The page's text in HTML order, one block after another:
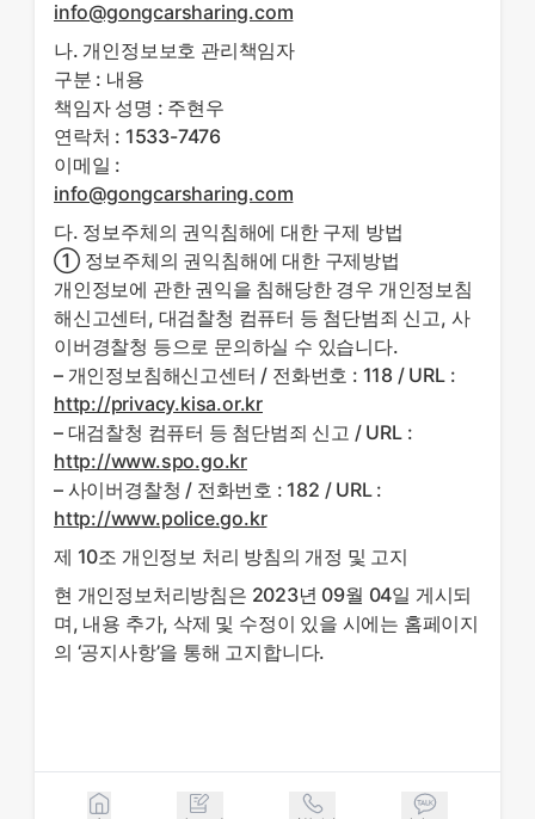
info@gongcarsharing.com
나. 개인정보보호 관리책임자
구분 : 내용
책임자 성명 : 주현우
연락처 : 1533-7476
이메일 :
info@gongcarsharing.com
다. 정보주체의 권익침해에 대한 구제 방법
① 정보주체의 권익침해에 대한 구제방법
개인정보에 관한 권익을 침해당한 경우 개인정보침
해신고센터, 대검찰청 컴퓨터 등 첨단범죄 신고, 사
이버경찰청 등으로 문의하실 수 있습니다.
– 개인정보침해신고센터 / 전화번호 : 118 / URL :
http://privacy.kisa.or.kr
– 대검찰청 컴퓨터 등 첨단범죄 신고 / URL :
http://www.spo.go.kr
– 사이버경찰청 / 전화번호 : 182 / URL :
http://www.police.go.kr
제 10조 개인정보 처리 방침의 개정 및 고지
현 개인정보처리방침은 2023년 09월 04일 게시되
며, 내용 추가, 삭제 및 수정이 있을 시에는 홈페이지
의 ‘공지사항’을 통해 고지합니다.
저신용장기렌트카 무심사장기렌트카
저신용장기렌트카 무심사장기렌트카